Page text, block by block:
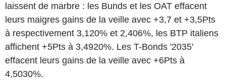
laissent de marbre : les Bunds et les OAT effacent
leurs maigres gains de la veille avec +3,7 et +3,5Pts
à respectivement 3,120% et 2,406%, les BTP italiens
affichent +5Pts à 3,4920%. Les T-Bonds '2035'
effacent leurs gains de la veille avec +6Pts à
4,5030%.